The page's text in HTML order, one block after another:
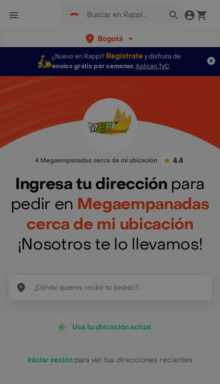
Bogotá
¿Nuevo en Rappi? Regístratey disfruta de
envíos gratis por semanas Aplican TyC
4 Megaempanadas cerca de mi ubicación 4.4
Ingresa tu dirección para
pedir en Megaempanadas
cerca de mi ubicación
¡Nosotros te lo llevamos!
Usa tu ubicación actual
Iniciar sesión para ver tus direcciones recientes